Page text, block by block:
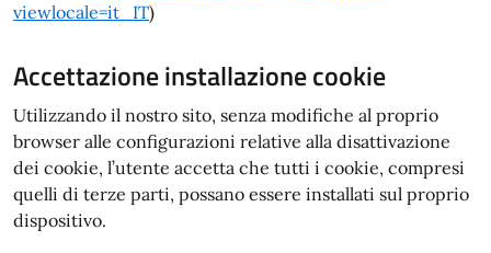
viewlocale=it_IT)
Accettazione installazione cookie
Utilizzando il nostro sito, senza modifiche al proprio
browser alle configurazioni relative alla disattivazione
dei cookie, l’utente accetta che tutti i cookie, compresi
quelli di terze parti, possano essere installati sul proprio
dispositivo.